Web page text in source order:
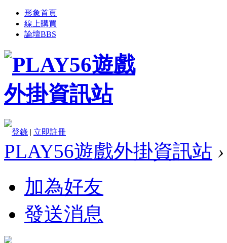
形象首頁
線上購買
論壇BBS
登錄 | 立即註冊
PLAY56遊戲外掛資訊站 ›
加為好友
發送消息